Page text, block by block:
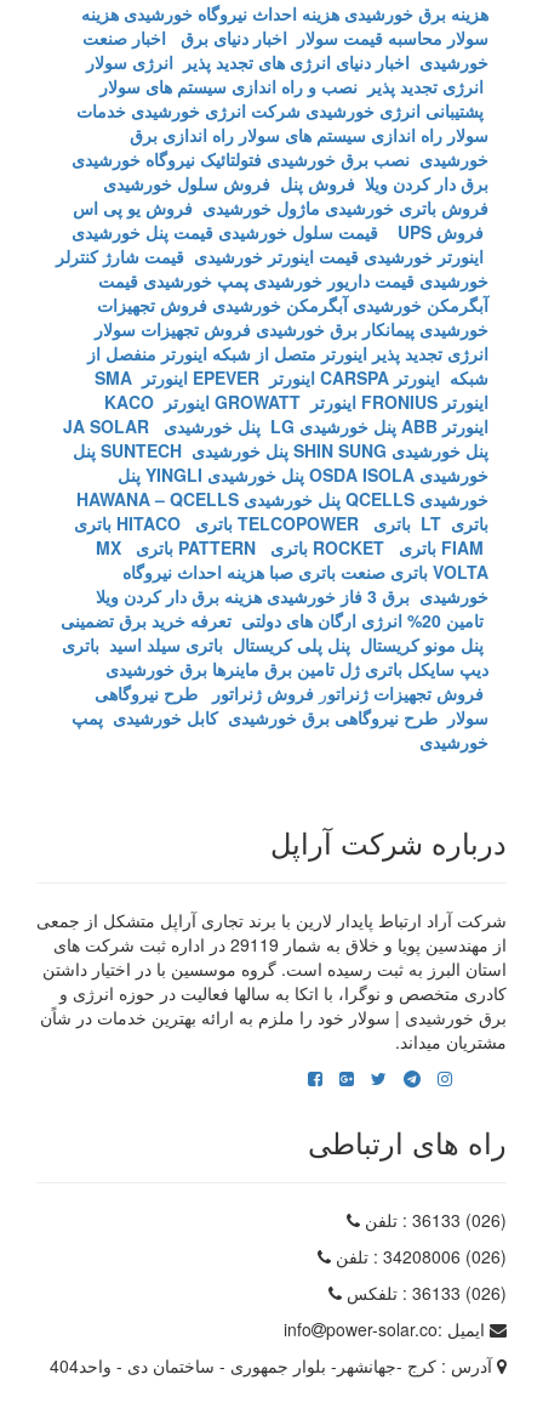
هزینه برق خورشیدی هزینه احداث نیروگاه خورشیدی هزینه
سولار محاسبه قیمت سولار اخبار دنیای برق اخبار صنعت
خورشیدی اخبار دنیای انرژی های تجدید پذیر انرژی سولار
انرژی تجدید پذیر نصب و راه اندازی سیستم های سولار
پشتیبانی انرژی خورشیدی شرکت انرژی خورشیدی خدمات
سولار راه اندازی سیستم های سولار راه اندازی برق
خورشیدی نصب برق خورشیدی فتولتائیک نیروگاه خورشیدی
برق دار کردن ویلا فروش پنل فروش سلول خورشیدی
فروش باتری خورشیدی ماژول خورشیدی فروش یو پی اس
فروش UPS
قیمت سلول خورشیدی قیمت پنل خورشیدی
اینورتر خورشیدی قیمت اینورتر خورشیدی قیمت شارژ کنترلر
خورشیدی قیمت داریور خورشیدی پمپ خورشیدی قیمت
آبگرمکن خورشیدی آبگرمکن خورشیدی فروش تجهیزات
خورشیدی پیمانکار برق خورشیدی فروش تجهیزات سولار
انرژی تجدید پذیر اینورتر متصل از شبکه اینورتر منفصل از
شبکه اینورتر CARSPA اینورتر EPEVER
اینورتر SMA
اینورتر FRONIUS
اینورتر GROWATT
اینورتر KACO
اینورتر ABB
پنل خورشیدی LG
پنل خورشیدی JA SOLAR
پنل خورشیدی SHIN SUNG
پنل خورشیدی SUNTECH
پنل
خورشیدی OSDA ISOLA
پنل خورشیدی YINGLI
پنل
خورشیدی QCELLS
پنل خورشیدی HAWANA – QCELLS
باتری LT
باتری TELCOPOWER باتری HITACO
باتری
باتری ROCKET باتری PATTERN
باتری MX
VOLTA باتری صنعت باتری صبا هزینه احداث نیروگاه
خورشیدی برق 3 فاز خورشیدی
هزینه برق دار کردن ویلا
تامین 20% انرژی ارگان های دولتی
تعرفه خرید برق تضمینی
پنل مونو کریستال پنل پلی کریستال باتری سیلد اسید باتری
دیپ سایکل باتری ژل تامین برق ماینرها برق خورشیدی
فروش تجهیزات ژنراتور فروش ژنراتور
طرح نیروگاهی
سولار طرح نیروگاهی برق خورشیدی کابل خورشیدی پمپ
خورشیدی
درباره شرکت آراپل
شرکت آراد ارتباط پایدار لارین با برند تجاری آراپل متشکل از جمعی
از مهندسین پویا و خلاق به شمار 29119 در اداره ثبت شرکت های
استان البرز به ثبت رسیده است. گروه موسسین با در اختیار داشتن
کادری متخصص و نوگرا، با اتکا به سالها فعالیت در حوزه انرژی و
برق خورشیدی | سولار خود را ملزم به ارائه بهترین خدمات در شاًن
مشتریان میداند.
راه های ارتباطی
(026) 36133
: تلفن
(026) 34208006
: تلفن
(026) 36133
: تلفکس
ایمیل :
info
power-solar.co
آدرس : کرج -جهانشهر- بلوار جمهوری - ساختمان دی - واحد404